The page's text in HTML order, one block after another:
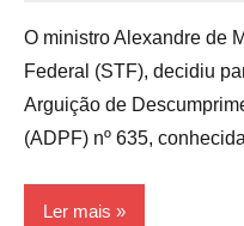
O ministro Alexandre de
Federal (STF), decidiu
Arguição de
(ADPF) nº 635,
Ler mais